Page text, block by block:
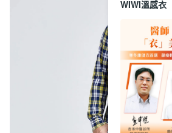
WIWI溫感衣